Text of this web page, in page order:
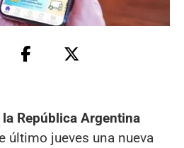
República Argentina
último jueves una nueva